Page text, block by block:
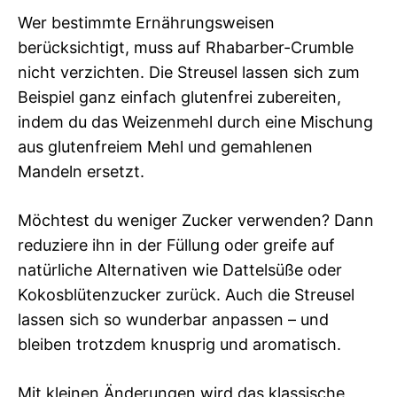
Wer bestimmte Ernährungsweisen
berücksichtigt, muss auf Rhabarber-Crumble
nicht verzichten. Die Streusel lassen sich zum
Beispiel ganz einfach glutenfrei zubereiten,
indem du das Weizenmehl durch eine Mischung
aus glutenfreiem Mehl und gemahlenen
Mandeln ersetzt.
Möchtest du weniger Zucker verwenden? Dann
reduziere ihn in der Füllung oder greife auf
natürliche Alternativen wie Dattelsüße oder
Kokosblütenzucker zurück. Auch die Streusel
lassen sich so wunderbar anpassen – und
bleiben trotzdem knusprig und aromatisch.